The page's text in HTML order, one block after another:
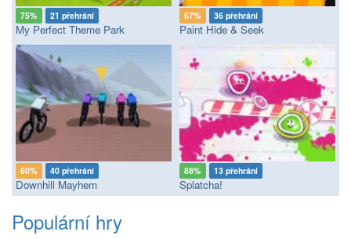
75% 21 přehrání
My Perfect Theme Park
67% 36 přehrání
Paint Hide & Seek
60% 40 přehrání
Downhill Mayhem
88% 13 přehrání
Splatcha!
Populární hry